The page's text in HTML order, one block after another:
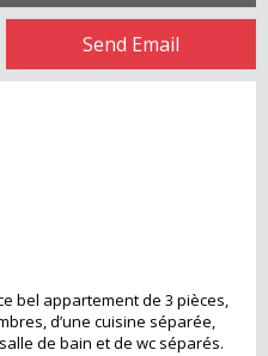
Send Email
bel appartement de 3 pièces,
d’une cuisine séparée,
de bain et de wc séparés.